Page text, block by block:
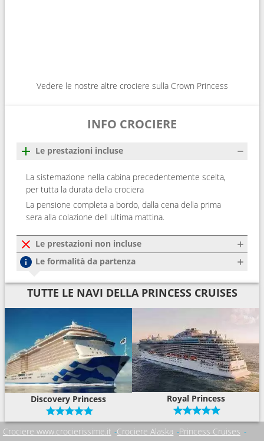
Vedere le nostre altre crociere sulla Crown Princess
INFO CROCIERE
Le prestazioni incluse
La sistemazione nella cabina precedentemente scelta,
per tutta la durata della crociera
La pensione completa a bordo, dalla cena della prima
sera alla colazione dell ultima mattina.
Le prestazioni non incluse
Le formalità da partenza
TUTTE LE NAVI DELLA PRINCESS CRUISES
Discovery Princess Royal Princess
Crociere www.crocierissime.it Crociere Alaska Princess Cruises